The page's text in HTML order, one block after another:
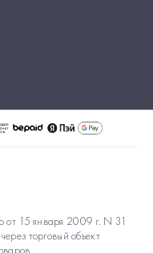
января 2009 г. N 31
торговый объект